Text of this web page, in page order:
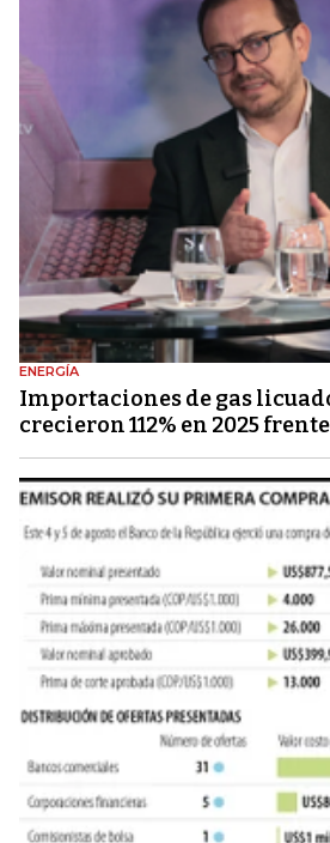
ENERGÍA
Importaciones de gas
crecieron 112% en 2025